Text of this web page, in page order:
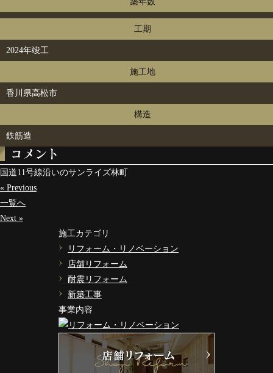
工期
2024年竣工
施工地
香川県高松市
構造
鉄筋造
コメント
国道11号線沿いのサンライズ林町
« Previous
一覧へ
Next »
施工カテゴリ
リフォーム・リノベーション
店舗リフォーム
耐震リフォーム
新築工事
事業内容